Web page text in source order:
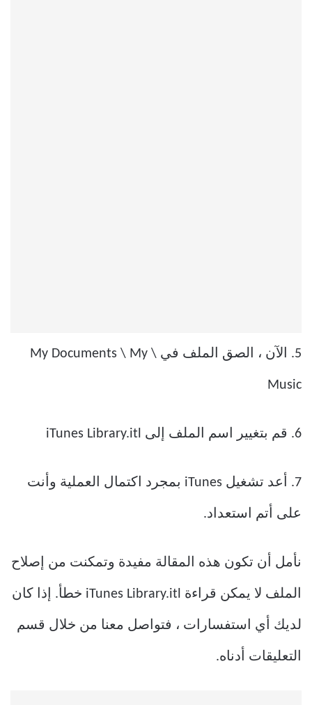
5. الآن ، الصق الملف في \ My Documents \ My
Music
6. قم بتغيير اسم الملف إلى iTunes Library.itl
7. أعد تشغيل iTunes بمجرد اكتمال العملية وأنت
على أتم استعداد.
نأمل أن تكون هذه المقالة مفيدة وتمكنت من إصلاح
الملف لا يمكن قراءة iTunes Library.itl خطأ. إذا كان
لديك أي استفسارات ، فتواصل معنا من خلال قسم
التعليقات أدناه.